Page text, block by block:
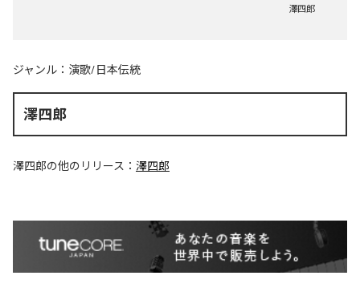
澤四郎
ジャンル： 演歌/日本伝統
澤四郎
澤四郎の他のリリース： 澤四郎